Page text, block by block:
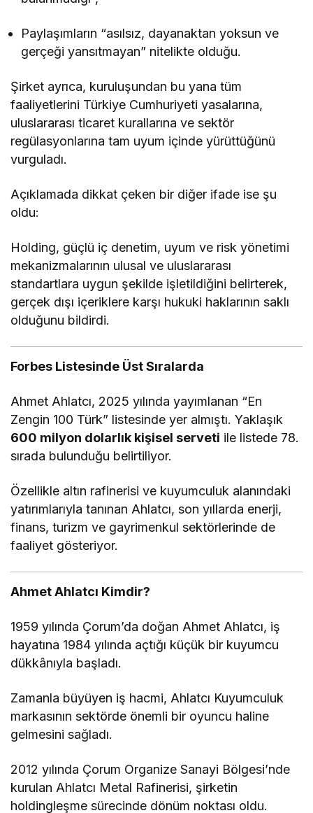
Paylaşımların “asılsız, dayanaktan yoksun ve
gerçeği yansıtmayan” nitelikte olduğu.
Şirket ayrıca, kuruluşundan bu yana tüm
faaliyetlerini Türkiye Cumhuriyeti yasalarına,
uluslararası ticaret kurallarına ve sektör
regülasyonlarına tam uyum içinde yürüttüğünü
vurguladı.
Açıklamada dikkat çeken bir diğer ifade ise şu
oldu:
Holding, güçlü iç denetim, uyum ve risk yönetimi
mekanizmalarının ulusal ve uluslararası
standartlara uygun şekilde işletildiğini belirterek,
gerçek dışı içeriklere karşı hukuki haklarının saklı
olduğunu bildirdi.
Forbes Listesinde Üst Sıralarda
Ahmet Ahlatcı, 2025 yılında yayımlanan “En
Zengin 100 Türk” listesinde yer almıştı. Yaklaşık
600 milyon dolarlık kişisel serveti ile listede 78.
sırada bulunduğu belirtiliyor.
Özellikle altın rafinerisi ve kuyumculuk alanındaki
yatırımlarıyla tanınan Ahlatcı, son yıllarda enerji,
finans, turizm ve gayrimenkul sektörlerinde de
faaliyet gösteriyor.
Ahmet Ahlatcı Kimdir?
1959 yılında Çorum’da doğan Ahmet Ahlatcı, iş
hayatına 1984 yılında açtığı küçük bir kuyumcu
dükkânıyla başladı.
Zamanla büyüyen iş hacmi, Ahlatcı Kuyumculuk
markasının sektörde önemli bir oyuncu haline
gelmesini sağladı.
2012 yılında Çorum Organize Sanayi Bölgesi’nde
kurulan Ahlatcı Metal Rafinerisi, şirketin
holdingleşme sürecinde dönüm noktası oldu.